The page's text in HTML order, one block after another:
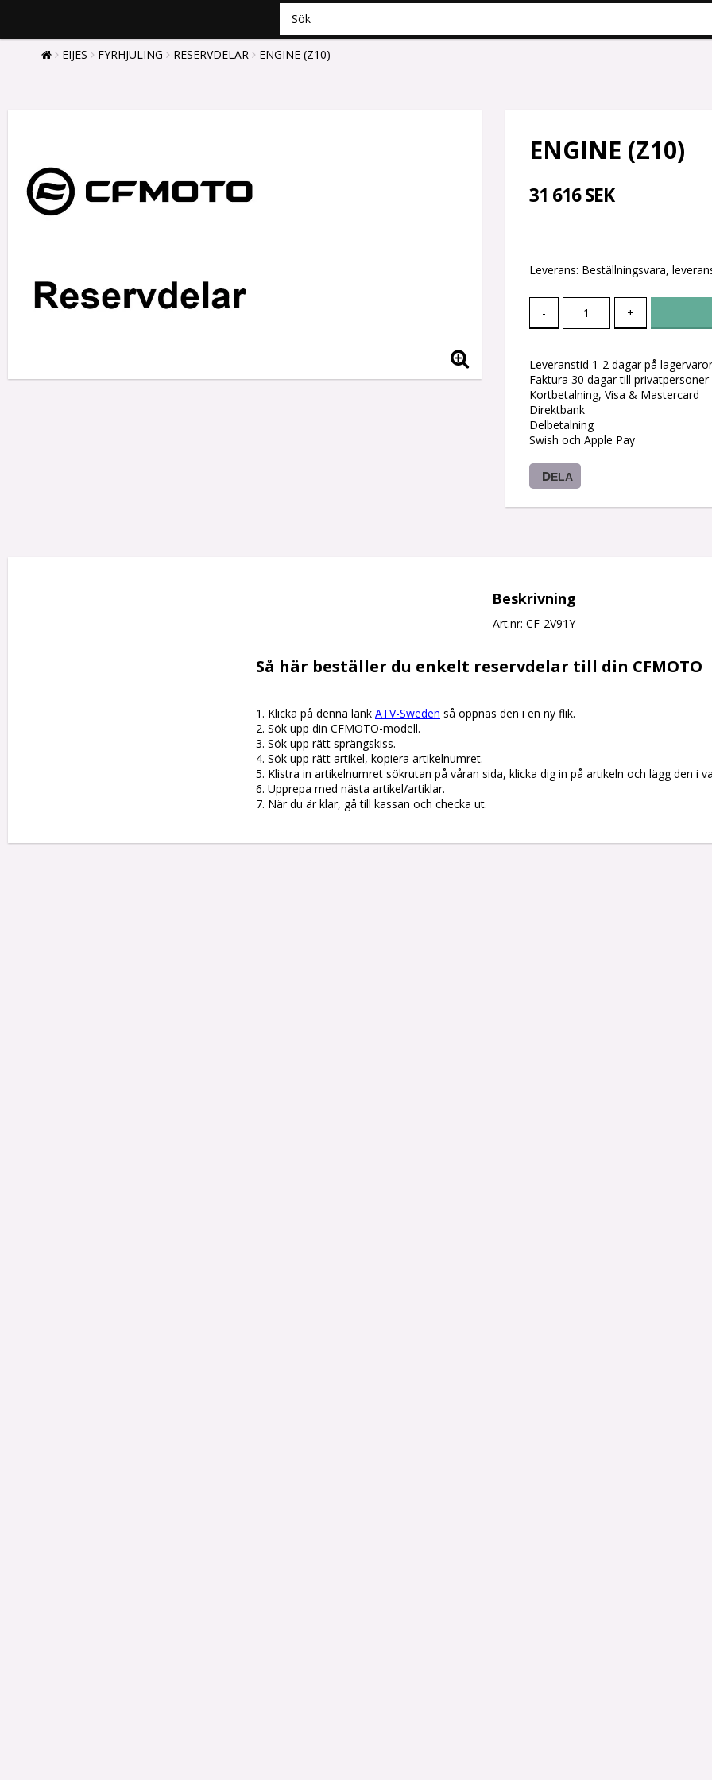
EIJES FYRHJULING RESERVDELAR ENGINE (Z10)
ENGINE (Z10)
31 616 SEK
Leverans: Beställningsvara,
- +
Leveranstid 1-2 dagar på lagervaror
Faktura 30 dagar till
Kortbetalning, Visa & Mastercard
Direktbank
Delbetalning
Swish och Apple Pay
DELA
Beskrivning
Art.nr: CF-2V91Y
Så här beställer du enkelt reservdelar till din CFMOTO
1. Klicka på denna länk ATV-Sweden så öppnas den i en ny flik.
2. Sök upp din CFMOTO-modell.
3. Sök upp rätt sprängskiss.
4. Sök upp rätt artikel, kopiera artikelnumret.
5. Klistra in artikelnumret sökrutan på våran sida, klicka dig in på artikeln och lägg den i
6. Upprepa med nästa artikel/artiklar.
7. När du är klar, gå till kassan och checka ut.